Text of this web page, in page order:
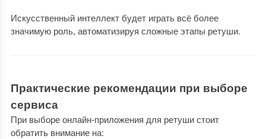
Искусственный интеллект будет играть всё более
значимую роль, автоматизируя сложные этапы ретуши.
Практические рекомендации при выборе
сервиса
При выборе онлайн-приложения для ретуши стоит
обратить внимание на: